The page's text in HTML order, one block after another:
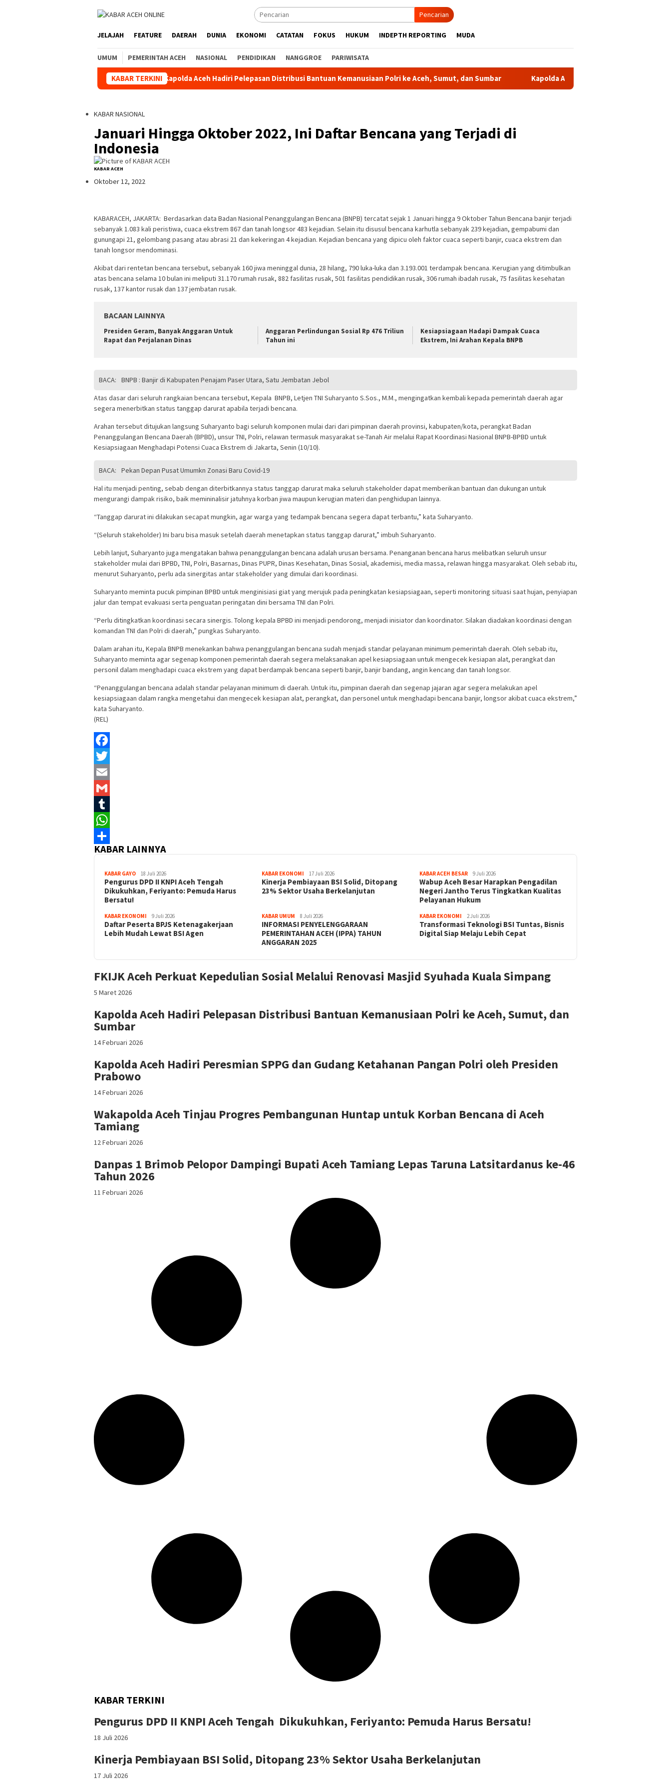
Pencarian
JELAJAH FEATURE DAERAH DUNIA EKONOMI CATATAN FOKUS HUKUM INDEPTH REPORTING MUDA
UMUM PEMERINTAH ACEH NASIONAL PENDIDIKAN NANGGROE PARIWISATA
KABAR TERKINI
Kapolda Aceh Hadiri Pelepasan Distribusi Bantuan Kemanusiaan Polri ke Aceh, Sumut, dan Sumbar Kapolda Aceh Hadiri Peresmian SPPG dan Gudang
KABAR NASIONAL
Januari Hingga Oktober 2022, Ini Daftar Bencana yang Terjadi di
Indonesia
KABAR ACEH
Oktober 12, 2022
KABARACEH, JAKARTA: Berdasarkan data Badan Nasional Penanggulangan Bencana (BNPB) tercatat sejak 1 Januari hingga 9 Oktober Tahun Bencana banjir terjadi
sebanyak 1.083 kali peristiwa, cuaca ekstrem 867 dan tanah longsor 483 kejadian. Selain itu disusul bencana karhutla sebanyak 239 kejadian, gempabumi dan
gunungapi 21, gelombang pasang atau abrasi 21 dan kekeringan 4 kejadian. Kejadian bencana yang dipicu oleh faktor cuaca seperti banjir, cuaca ekstrem dan
tanah longsor mendominasi.
Akibat dari rentetan bencana tersebut, sebanyak 160 jiwa meninggal dunia, 28 hilang, 790 luka-luka dan 3.193.001 terdampak bencana. Kerugian yang ditimbulkan
atas bencana selama 10 bulan ini meliputi 31.170 rumah rusak, 882 fasilitas rusak, 501 fasilitas pendidikan rusak, 306 rumah ibadah rusak, 75 fasilitas kesehatan
rusak, 137 kantor rusak dan 137 jembatan rusak.
BACAAN LAINNYA
Presiden Geram, Banyak Anggaran Untuk
Rapat dan Perjalanan Dinas
Anggaran Perlindungan Sosial Rp 476 Triliun
Tahun ini
Kesiapsiagaan Hadapi Dampak Cuaca
Ekstrem, Ini Arahan Kepala BNPB
BACA:
BNPB : Banjir di Kabupaten Penajam Paser Utara, Satu Jembatan Jebol
Atas dasar dari seluruh rangkaian bencana tersebut, Kepala BNPB, Letjen TNI Suharyanto S.Sos., M.M., mengingatkan kembali kepada pemerintah daerah agar
segera menerbitkan status tanggap darurat apabila terjadi bencana.
Arahan tersebut ditujukan langsung Suharyanto bagi seluruh komponen mulai dari dari pimpinan daerah provinsi, kabupaten/kota, perangkat Badan
Penanggulangan Bencana Daerah (BPBD), unsur TNI, Polri, relawan termasuk masyarakat se-Tanah Air melalui Rapat Koordinasi Nasional BNPB-BPBD untuk
Kesiapsiagaan Menghadapi Potensi Cuaca Ekstrem di Jakarta, Senin (10/10).
BACA:
Pekan Depan Pusat Umumkn Zonasi Baru Covid-19
Hal itu menjadi penting, sebab dengan diterbitkannya status tanggap darurat maka seluruh stakeholder dapat memberikan bantuan dan dukungan untuk
mengurangi dampak risiko, baik memininalisir jatuhnya korban jiwa maupun kerugian materi dan penghidupan lainnya.
“Tanggap darurat ini dilakukan secapat mungkin, agar warga yang tedampak bencana segera dapat terbantu,” kata Suharyanto.
“(Seluruh stakeholder) Ini baru bisa masuk setelah daerah menetapkan status tanggap darurat,” imbuh Suharyanto.
Lebih lanjut, Suharyanto juga mengatakan bahwa penanggulangan bencana adalah urusan bersama. Penanganan bencana harus melibatkan seluruh unsur
stakeholder mulai dari BPBD, TNI, Polri, Basarnas, Dinas PUPR, Dinas Kesehatan, Dinas Sosial, akademisi, media massa, relawan hingga masyarakat. Oleh sebab itu,
menurut Suharyanto, perlu ada sinergitas antar stakeholder yang dimulai dari koordinasi.
Suharyanto meminta pucuk pimpinan BPBD untuk menginisiasi giat yang merujuk pada peningkatan kesiapsiagaan, seperti monitoring situasi saat hujan, penyiapan
jalur dan tempat evakuasi serta penguatan peringatan dini bersama TNI dan Polri.
“Perlu ditingkatkan koordinasi secara sinergis. Tolong kepala BPBD ini menjadi pendorong, menjadi inisiator dan koordinator. Silakan diadakan koordinasi dengan
komandan TNI dan Polri di daerah,” pungkas Suharyanto.
Dalam arahan itu, Kepala BNPB menekankan bahwa penanggulangan bencana sudah menjadi standar pelayanan minimum pemerintah daerah. Oleh sebab itu,
Suharyanto meminta agar segenap komponen pemerintah daerah segera melaksanakan apel kesiapsiagaan untuk mengecek kesiapan alat, perangkat dan
personil dalam menghadapi cuaca ekstrem yang dapat berdampak bencana seperti banjir, banjir bandang, angin kencang dan tanah longsor.
“Penanggulangan bencana adalah standar pelayanan minimum di daerah. Untuk itu, pimpinan daerah dan segenap jajaran agar segera melakukan apel
kesiapsiagaan dalam rangka mengetahui dan mengecek kesiapan alat, perangkat, dan personel untuk menghadapi bencana banjir, longsor akibat cuaca ekstrem,”
kata Suharyanto.
(REL)
Facebook
Twitter
Email
Gmail
Tumblr
WhatsApp
Share
KABAR LAINNYA
KABAR GAYO 18 Juli 2026
‎Pengurus DPD II KNPI Aceh Tengah
Dikukuhkan, Feriyanto: Pemuda Harus
Bersatu!
KABAR EKONOMI 17 Juli 2026
Kinerja Pembiayaan BSI Solid, Ditopang
23% Sektor Usaha Berkelanjutan
KABAR ACEH BESAR 9 Juli 2026
Wabup Aceh Besar Harapkan Pengadilan
Negeri Jantho Terus Tingkatkan Kualitas
Pelayanan Hukum
KABAR EKONOMI 9 Juli 2026
Daftar Peserta BPJS Ketenagakerjaan
Lebih Mudah Lewat BSI Agen
KABAR UMUM 8 Juli 2026
INFORMASI PENYELENGGARAAN
PEMERINTAHAN ACEH (IPPA) TAHUN
ANGGARAN 2025
KABAR EKONOMI 2 Juli 2026
Transformasi Teknologi BSI Tuntas, Bisnis
Digital Siap Melaju Lebih Cepat
FKIJK Aceh Perkuat Kepedulian Sosial Melalui Renovasi Masjid Syuhada Kuala Simpang
5 Maret 2026
Kapolda Aceh Hadiri Pelepasan Distribusi Bantuan Kemanusiaan Polri ke Aceh, Sumut, dan
Sumbar
14 Februari 2026
Kapolda Aceh Hadiri Peresmian SPPG dan Gudang Ketahanan Pangan Polri oleh Presiden
Prabowo
14 Februari 2026
Wakapolda Aceh Tinjau Progres Pembangunan Huntap untuk Korban Bencana di Aceh
Tamiang
12 Februari 2026
Danpas 1 Brimob Pelopor Dampingi Bupati Aceh Tamiang Lepas Taruna Latsitardanus ke-46
Tahun 2026
11 Februari 2026
KABAR TERKINI
‎Pengurus DPD II KNPI Aceh Tengah Dikukuhkan, Feriyanto: Pemuda Harus Bersatu!
18 Juli 2026
Kinerja Pembiayaan BSI Solid, Ditopang 23% Sektor Usaha Berkelanjutan
17 Juli 2026